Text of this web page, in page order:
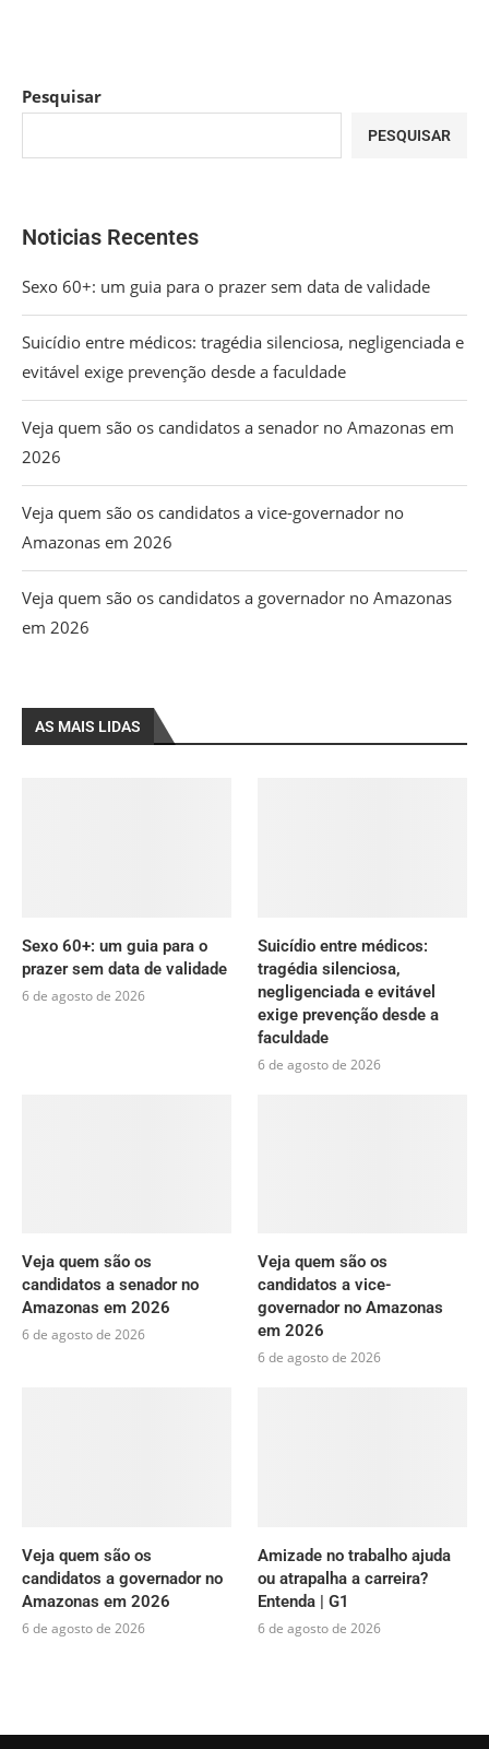
Pesquisar
PESQUISAR
Noticias Recentes
Sexo 60+: um guia para o prazer sem data de validade
Suicídio entre médicos: tragédia silenciosa, negligenciada e
evitável exige prevenção desde a faculdade
Veja quem são os candidatos a senador no Amazonas em
2026
Veja quem são os candidatos a vice-governador no
Amazonas em 2026
Veja quem são os candidatos a governador no Amazonas
em 2026
AS MAIS LIDAS
Sexo 60+: um guia para o
prazer sem data de validade
6 de agosto de 2026
Suicídio entre médicos:
tragédia silenciosa,
negligenciada e evitável
exige prevenção desde a
faculdade
6 de agosto de 2026
Veja quem são os
candidatos a senador no
Amazonas em 2026
6 de agosto de 2026
Veja quem são os
candidatos a vice-
governador no Amazonas
em 2026
6 de agosto de 2026
Veja quem são os
candidatos a governador no
Amazonas em 2026
6 de agosto de 2026
Amizade no trabalho ajuda
ou atrapalha a carreira?
Entenda | G1
6 de agosto de 2026